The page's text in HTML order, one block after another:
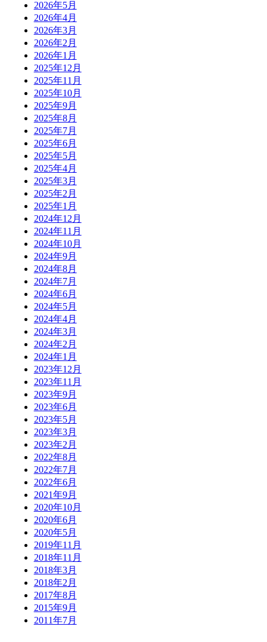
2026年5月
2026年4月
2026年3月
2026年2月
2026年1月
2025年12月
2025年11月
2025年10月
2025年9月
2025年8月
2025年7月
2025年6月
2025年5月
2025年4月
2025年3月
2025年2月
2025年1月
2024年12月
2024年11月
2024年10月
2024年9月
2024年8月
2024年7月
2024年6月
2024年5月
2024年4月
2024年3月
2024年2月
2024年1月
2023年12月
2023年11月
2023年9月
2023年6月
2023年5月
2023年3月
2023年2月
2022年8月
2022年7月
2022年6月
2021年9月
2020年10月
2020年6月
2020年5月
2019年11月
2018年11月
2018年3月
2018年2月
2017年8月
2015年9月
2011年7月